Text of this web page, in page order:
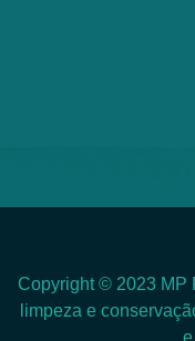
Copyright © 2023 MP
limpeza e